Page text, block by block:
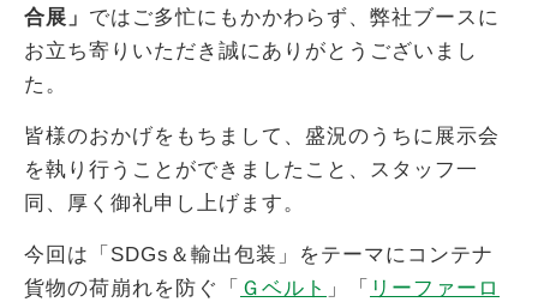
合展」 ではご多忙にもかかわらず、弊社ブースに
お立ち寄りいただき誠にありがとうございまし
た。
皆様のおかげをもちまして、盛況のうちに展示会
を執り行うことができましたこと、スタッフ一
同、厚く御礼申し上げます。
今回は「SDGs＆輸出包装」をテーマにコンテナ
貨物の荷崩れを防ぐ「 Ｇベルト 」「 リーファーロ